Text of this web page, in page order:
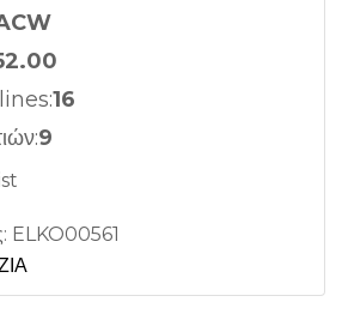
16
9
ELKO00561